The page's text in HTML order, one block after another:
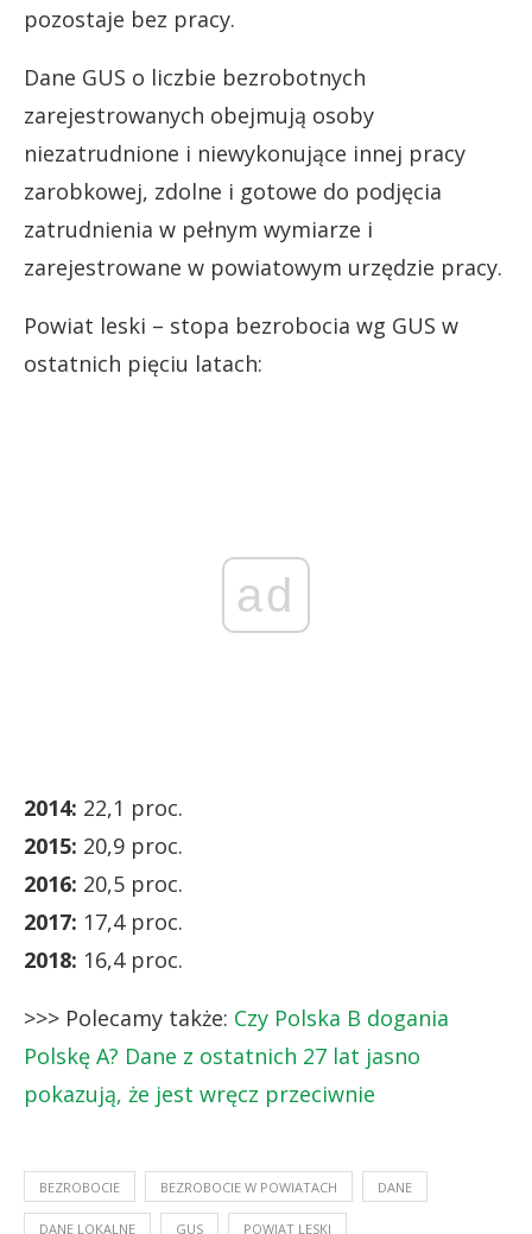
pozostaje bez pracy.
Dane GUS o liczbie bezrobotnych
zarejestrowanych obejmują osoby
niezatrudnione i niewykonujące innej pracy
zarobkowej, zdolne i gotowe do podjęcia
zatrudnienia w pełnym wymiarze i
zarejestrowane w powiatowym urzędzie pracy.
Powiat leski – stopa bezrobocia wg GUS w
ostatnich pięciu latach:
ad
2014: 22,1 proc.
2015: 20,9 proc.
2016: 20,5 proc.
2017: 17,4 proc.
2018: 16,4 proc.
>>> Polecamy także: Czy Polska B dogania
Polskę A? Dane z ostatnich 27 lat jasno
pokazują, że jest wręcz przeciwnie
BEZROBOCIE BEZROBOCIE W POWIATACH DANE
DANE LOKALNE GUS POWIAT LESKI